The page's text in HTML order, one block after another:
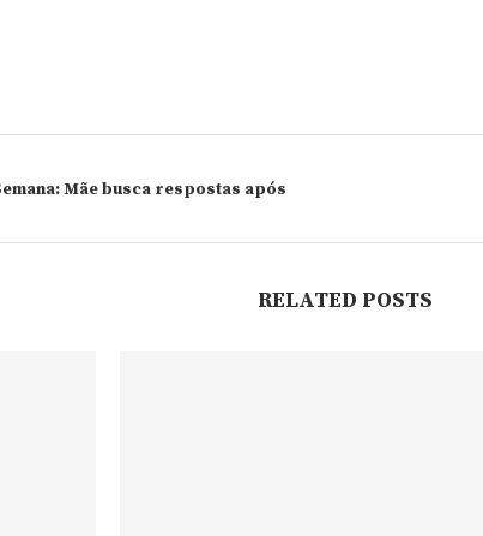
Mãe busca respostas após
RELATED POSTS